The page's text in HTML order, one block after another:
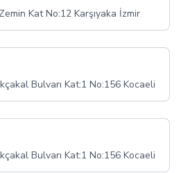
Kat No:12 Karşıyaka İzmir
Bulvarı Kat:1 No:156 Kocaeli
Bulvarı Kat:1 No:156 Kocaeli